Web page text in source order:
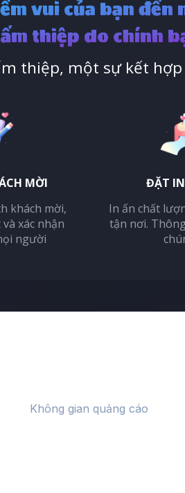
vui của bạn đến
thiệp do chính
thiệp, một sự kết
MỜI
khách mời,
xác nhận
người
ĐẶT
In ấn chất
tận nơi.